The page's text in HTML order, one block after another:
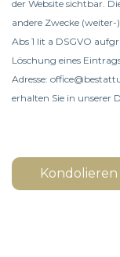
der Website sichtbar.
andere Zwecke
Abs 1 lit a DSGVO
Löschung eines
Adresse:
erhalten Sie in unserer
Kondolieren